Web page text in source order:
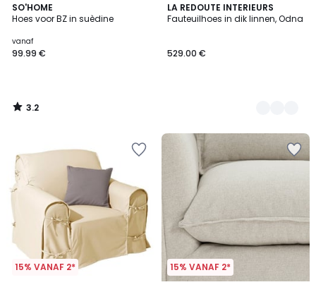
SO'HOME
Hoes voor BZ in suèdine
vanaf
99.99 €
3.2
/ 5
3.2
/
LA REDOUTE INTERIEURS
Fauteuilhoes in dik linnen, Odna
529.00 €
2
Kleuren
15% VANAF 2* 15% VANAF 2*